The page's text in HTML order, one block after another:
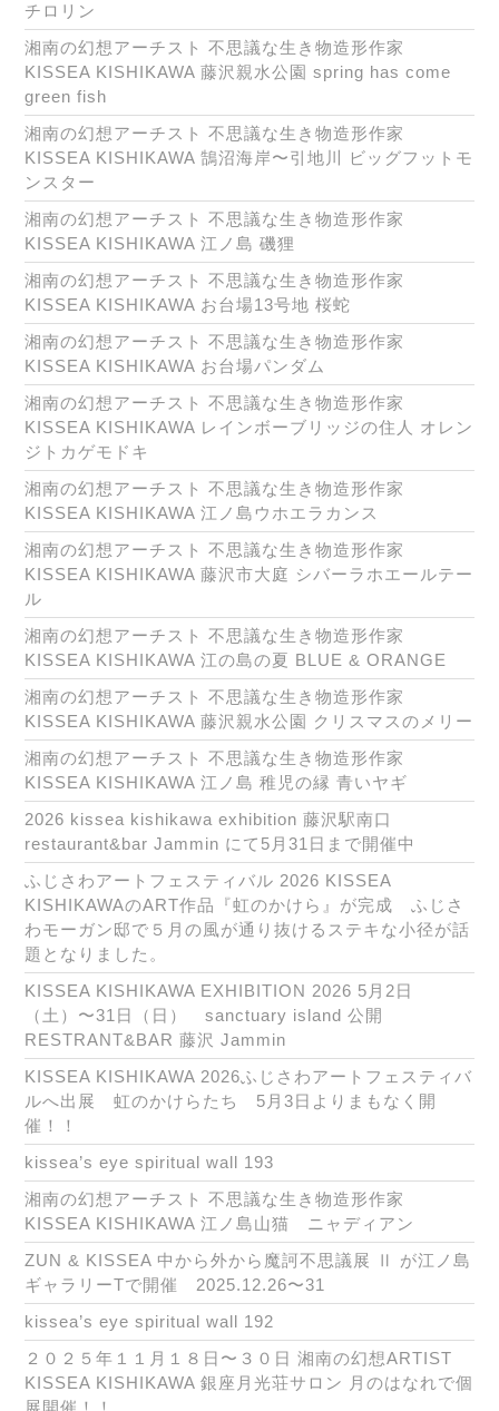
チロリン
湘南の幻想アーチスト 不思議な生き物造形作家
KISSEA KISHIKAWA 藤沢親水公園 spring has come
green fish
湘南の幻想アーチスト 不思議な生き物造形作家
KISSEA KISHIKAWA 鵠沼海岸〜引地川 ビッグフットモ
ンスター
湘南の幻想アーチスト 不思議な生き物造形作家
KISSEA KISHIKAWA 江ノ島 磯狸
湘南の幻想アーチスト 不思議な生き物造形作家
KISSEA KISHIKAWA お台場13号地 桜蛇
湘南の幻想アーチスト 不思議な生き物造形作家
KISSEA KISHIKAWA お台場パンダム
湘南の幻想アーチスト 不思議な生き物造形作家
KISSEA KISHIKAWA レインボーブリッジの住人 オレン
ジトカゲモドキ
湘南の幻想アーチスト 不思議な生き物造形作家
KISSEA KISHIKAWA 江ノ島ウホエラカンス
湘南の幻想アーチスト 不思議な生き物造形作家
KISSEA KISHIKAWA 藤沢市大庭 シバーラホエールテー
ル
湘南の幻想アーチスト 不思議な生き物造形作家
KISSEA KISHIKAWA 江の島の夏 BLUE & ORANGE
湘南の幻想アーチスト 不思議な生き物造形作家
KISSEA KISHIKAWA 藤沢親水公園 クリスマスのメリー
湘南の幻想アーチスト 不思議な生き物造形作家
KISSEA KISHIKAWA 江ノ島 稚児の縁 青いヤギ
2026 kissea kishikawa exhibition 藤沢駅南口
restaurant&bar Jammin にて5月31日まで開催中
ふじさわアートフェスティバル 2026 KISSEA
KISHIKAWAのART作品『虹のかけら』が完成 ふじさ
わモーガン邸で５月の風が通り抜けるステキな小径が話
題となりました。
KISSEA KISHIKAWA EXHIBITION 2026 5月2日
（土）〜31日（日） sanctuary island 公開
RESTRANT&BAR 藤沢 Jammin
KISSEA KISHIKAWA 2026ふじさわアートフェスティバ
ルへ出展 虹のかけらたち 5月3日よりまもなく開
催！！
kissea’s eye spiritual wall 193
湘南の幻想アーチスト 不思議な生き物造形作家
KISSEA KISHIKAWA 江ノ島山猫 ニャディアン
ZUN & KISSEA 中から外から魔訶不思議展 Ⅱ が江ノ島
ギャラリーTで開催 2025.12.26〜31
kissea’s eye spiritual wall 192
２０２５年１１月１８日〜３０日 湘南の幻想ARTIST
KISSEA KISHIKAWA 銀座月光荘サロン 月のはなれで個